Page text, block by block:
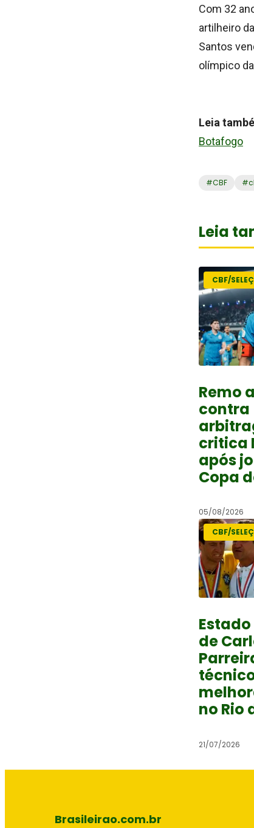
Com 32
artilheiro
Santos
olímpico
Leia
Botafogo
#CBF #
Leia
CBF/
Remo
contra
critica
após
Copa
05/08/2026
CBF/
de
no Rio
21/07/2026
Brasileirao.com.br